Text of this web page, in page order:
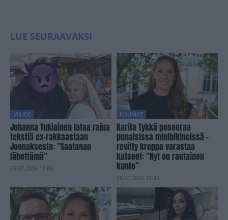
LUE SEURAAVAKSI
VIIHDE
Johanna Tukiainen lataa rajua
tekstiä ex-rakkaastaan
Joonaksesta: ”Saatanan
lähettämä”
05.07.2026 17.00
KUUMAT
Karita Tykkä poseeraa
punaisissa minibikineissä –
revitty kroppa varastaa
katseet: ”Nyt on rautainen
kunto”
29.06.2026 12.45